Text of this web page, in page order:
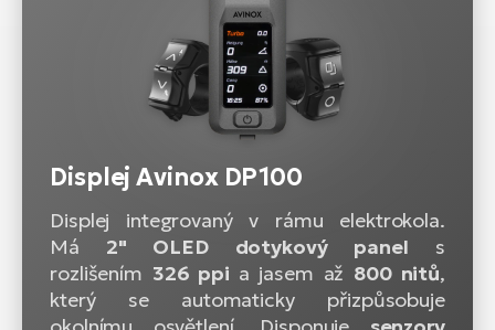
Displej Avinox DP100
Displej integrovaný v rámu elektrokola.
Má 2" OLED dotykový panel s
rozlišením 326 ppi a jasem až 800 nitů,
který se automaticky přizpůsobuje